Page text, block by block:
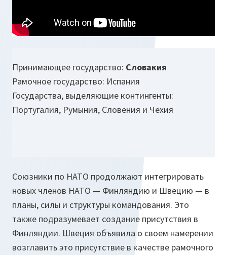
Принимающее государство: Словакия
Рамочное государство: Испания
Государства, выделяющие контингенты:
Португалия, Румыния, Словения и Чехия
Союзники по НАТО продолжают интегрировать
новых членов НАТО — Финляндию и Швецию — в
планы, силы и структуры командования. Это
также подразумевает создание присутствия в
Финляндии. Швеция объявила о своем намерении
возглавить это присутствие в качестве рамочного